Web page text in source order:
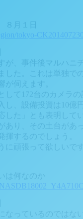
月１日
tokyo-
が、事件後マルハニ
した。これは単独で
が伺えます。
して172台のカメラの
、設備投資は10億
した」とも表明して
あり、その土台があ
揮するのでしょう。
に頑張って欲しいです
は何なのか
なっているのではな